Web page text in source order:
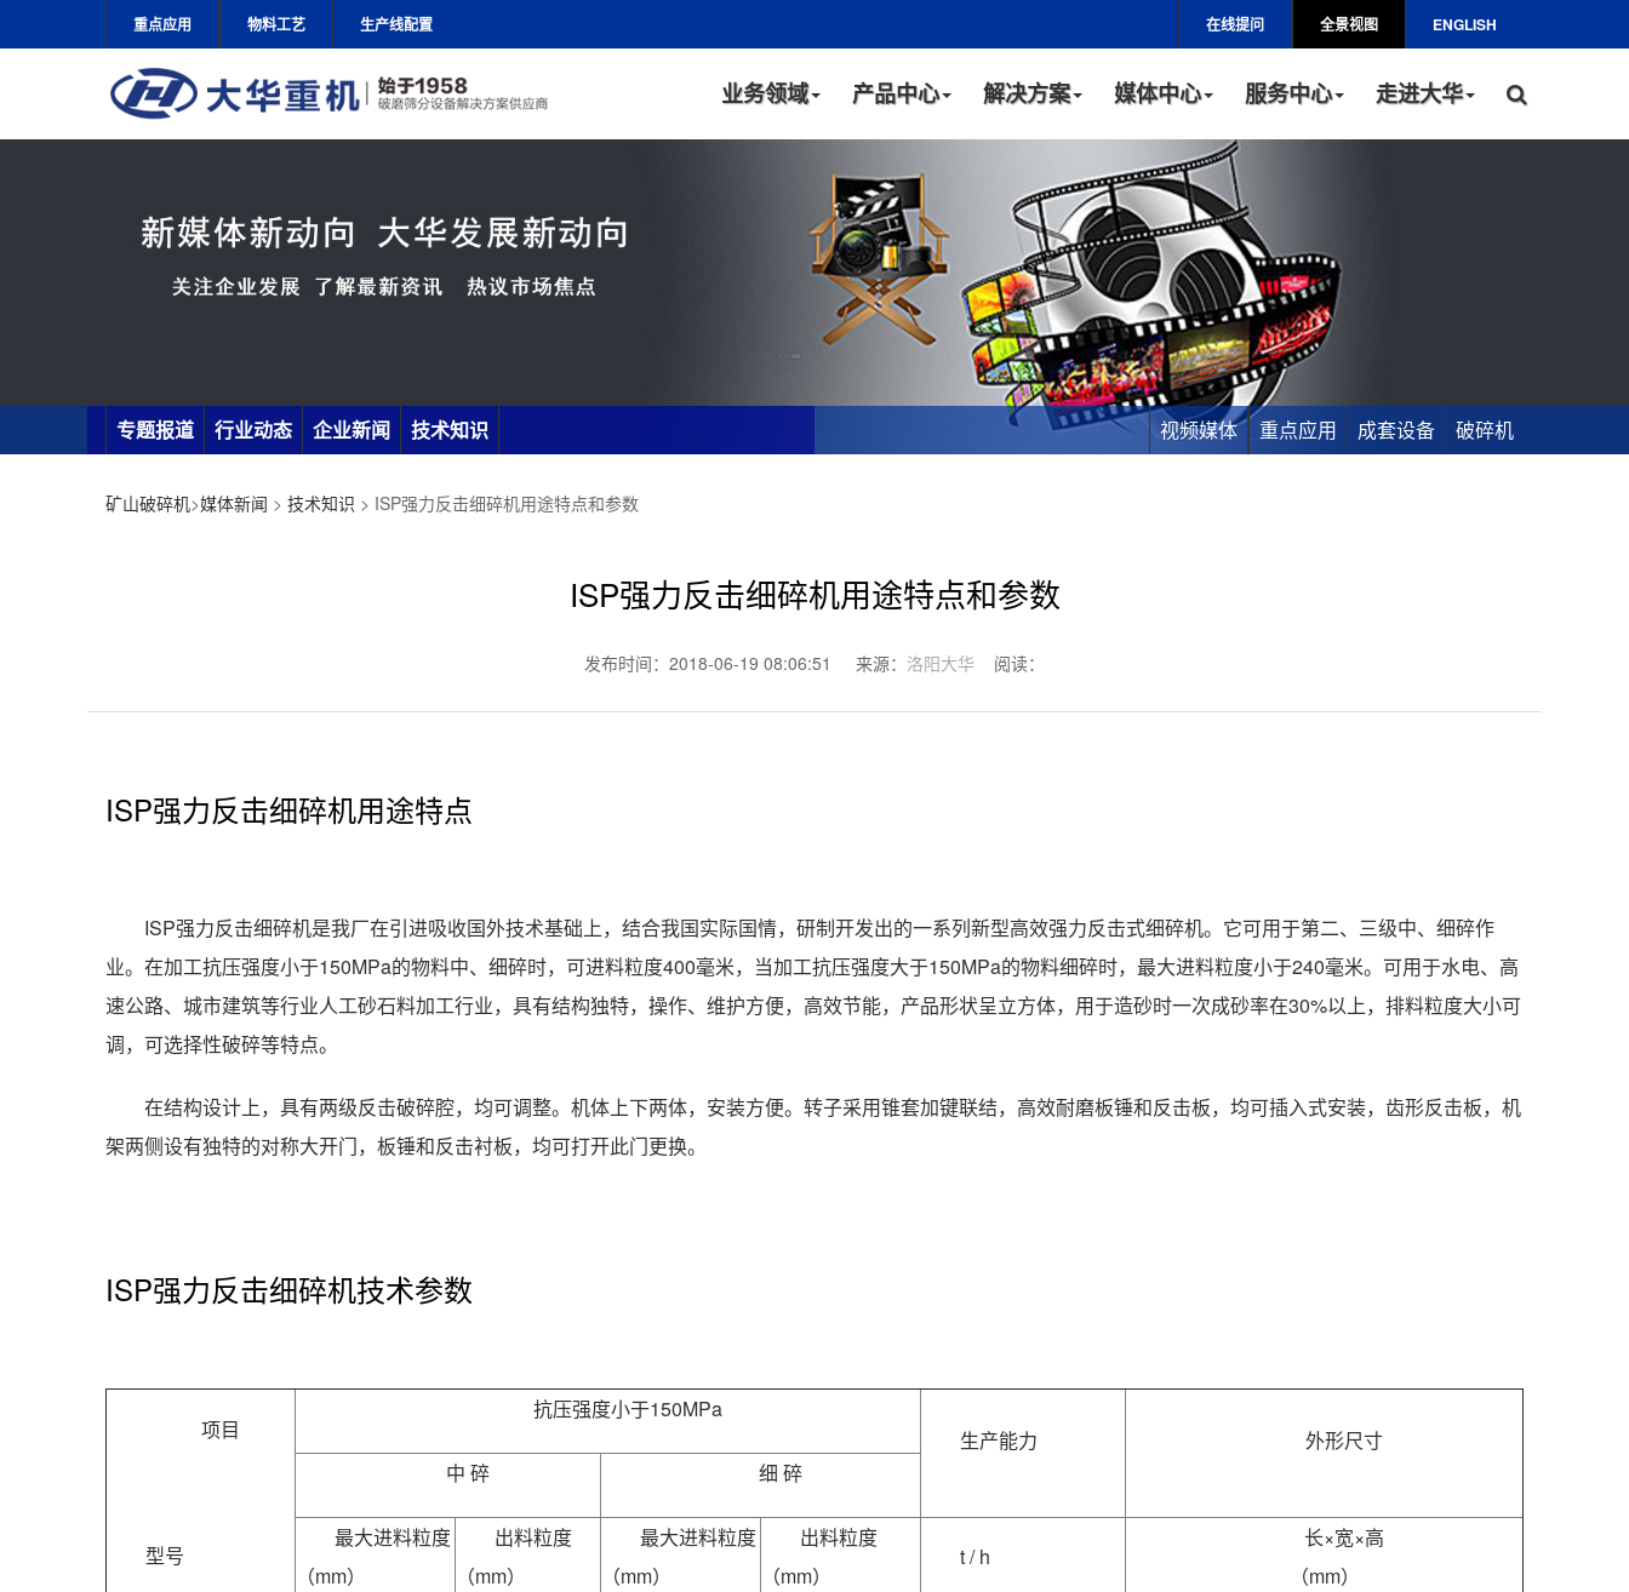
生产线配置
物料工艺
重点应用 ENGLISH
全景视图
在线提问
业务领域 产品中心 解决方案 媒体中心 服务中心 走进大华
专题报道 行业动态 企业新闻 技术知识 破碎机
成套设备
重点应用
视频媒体
矿山破碎机>媒体新闻 > 技术知识 > ISP强力反击细碎机用途特点和参数
ISP强力反击细碎机用途特点和参数
发布时间：2018-06-19 08:06:51 来源： 洛阳大华 阅读：
ISP强力反击细碎机用途特点
ISP强力反击细碎机是我厂在引进吸收国外技术基础上，结合我国实际国情，研制开发出的一系列新型高效强力反击式细碎机。它可用于第二、三级中、细碎作
业。在加工抗压强度小于150MPa的物料中、细碎时，可进料粒度400毫米，当加工抗压强度大于150MPa的物料细碎时，最大进料粒度小于240毫米。可用于水电、高
速公路、城市建筑等行业人工砂石料加工行业，具有结构独特，操作、维护方便，高效节能，产品形状呈立方体，用于造砂时一次成砂率在30%以上，排料粒度大小可
调，可选择性破碎等特点。
在结构设计上，具有两级反击破碎腔，均可调整。机体上下两体，安装方便。转子采用锥套加键联结，高效耐磨板锤和反击板，均可插入式安装，齿形反击板，机
架两侧设有独特的对称大开门，板锤和反击衬板，均可打开此门更换。
ISP强力反击细碎机技术参数
项目
型号
抗压强度小于150MPa
生产能力
外形尺寸
中 碎
细 碎
最大进料粒度
（mm）
出料粒度
（mm）
最大进料粒度
（mm）
出料粒度
（mm）
t / h
长×宽×高
（mm）